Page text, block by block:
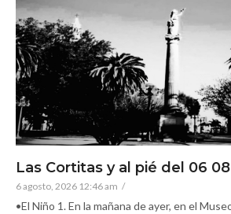
Las Cortitas y al pié del 06
6 agosto, 2026 12:46 am /
•El Niño 1. En la mañana de ayer, en el